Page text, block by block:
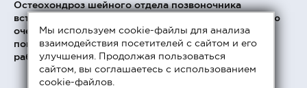
Остеохондроз шейного отдела позвоночника
встречается наиболее часто. Это связывают в первую
очередь с возросшей нагрузкой на шею из-за
повсеместного использования гаджетов и сидячей
работы в неудобном положении.
Мы используем cookie-файлы для анализа
взаимодействия посетителей с сайтом и его
улучшения. Продолжая пользоваться
сайтом, вы соглашаетесь с использованием
cookie-файлов.